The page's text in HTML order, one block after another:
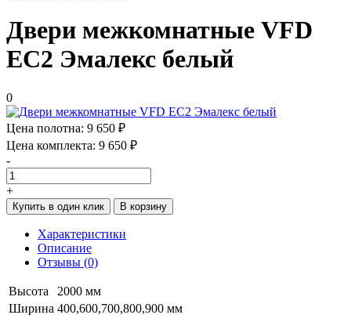
Двери межкомнатные VFD
ЕС2 Эмалекс белый
0
Цена полотна: 9 650 ₽
Цена комплекта: 9 650 ₽
-
+
Купить в один клик В корзину
Характеристики
Описание
Отзывы (0)
Высота
2000 мм
Ширина 400,600,700,800,900 мм